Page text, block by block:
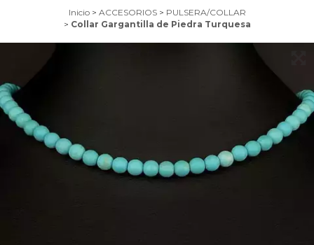
Inicio > ACCESORIOS > PULSERA/COLLAR
> Collar Gargantilla de Piedra Turquesa